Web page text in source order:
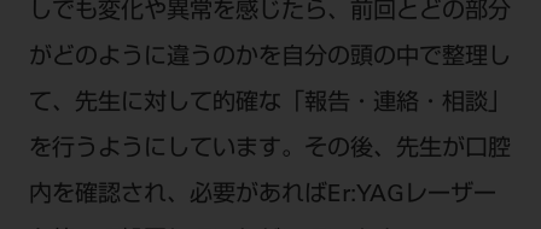
しでも変化や異常を感じたら、前回とどの部分
がどのように違うのかを自分の頭の中で整理し
て、先生に対して的確な「報告・連絡・相談」
を行うようにしています。その後、先生が口腔
内を確認され、必要があればEr:YAGレーザー